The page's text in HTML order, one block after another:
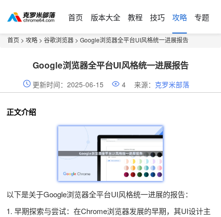
首页 版本大全 教程 技巧 攻略 专题
首页 > 攻略 > 谷歌浏览器 > Google浏览器全平台UI风格统一进展报告
Google浏览器全平台UI风格统一进展报告
更新时间：2025-06-15 4 来源： 克罗米部落
正文介绍
以下是关于Google浏览器全平台UI风格统一进展的报告：
1. 早期探索与尝试：在Chrome浏览器发展的早期，其UI设计主